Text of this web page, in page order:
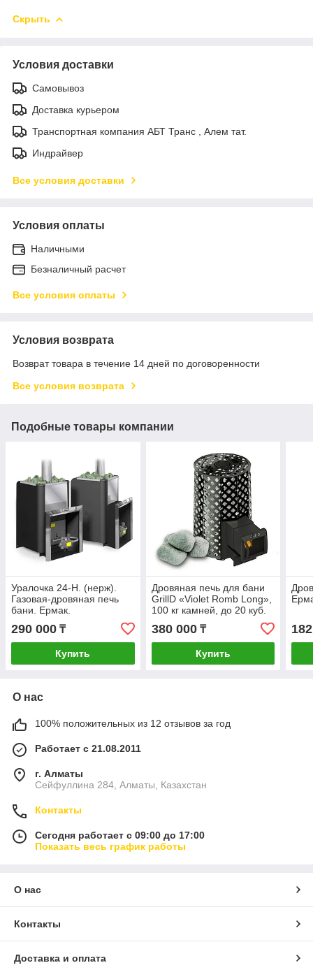
Скрыть
Условия доставки
Самовывоз
Доставка курьером
Транспортная компания АБТ Транс , Алем тат.
Индрайвер
Все условия доставки
Условия оплаты
Наличными
Безналичный расчет
Все условия оплаты
Условия возврата
Возврат товара в течение 14 дней по договоренности
Все условия возврата
Подобные товары компании
Уралочка 24-Н. (нерж).
Газовая-дровяная печь
бани. Ермак.
290 000 ₸
Купить
Дровяная печь для бани
GrillD «Violet Romb Long»,
100 кг камней, до 20 куб.
380 000₸
Купить
О нас
100% положительных из 12 отзывов за год
Работает с 21.08.2011
г. Алматы
Сейфуллина 284, Алматы, Казахстан
Контакты
Сегодня работает с 09:00 до 17:00
Показать весь график работы
О нас
Контакты
Доставка и оплата